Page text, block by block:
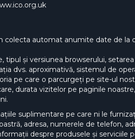
colecta automat anumite date de la
tipul și versiunea browserului,
dvs. aproximativă, sistemul de
pe care o parcurgeți pe site-ul
durata vizitelor pe paginile
suplimentare pe care ni le
adresa, numerele de telefon,
despre produsele și serviciile